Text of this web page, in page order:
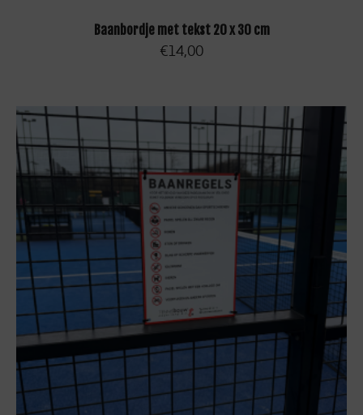
TOEVOEGEN AAN WINKELWAGEN
Baanbordje met tekst 20 x 30 cm
€14,00